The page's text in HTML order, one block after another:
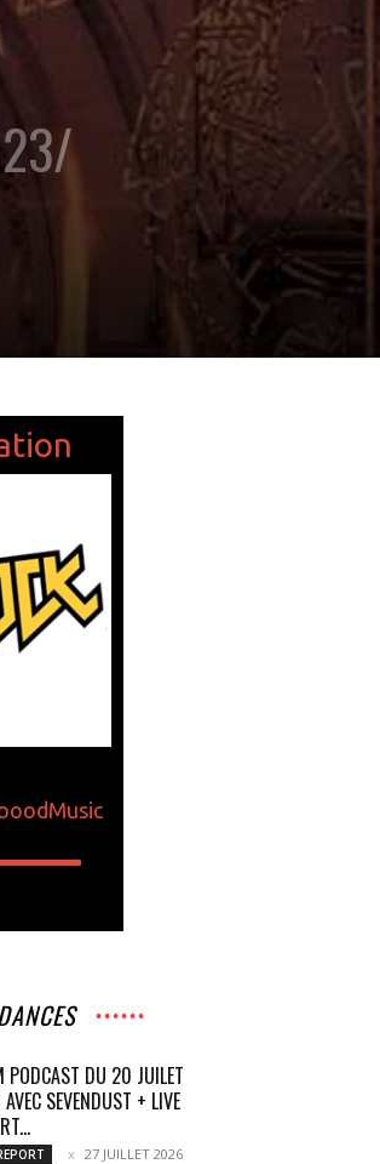
PODCAST DU 20 JUILET
SEVENDUST + LIVE
27 JUILLET 2026